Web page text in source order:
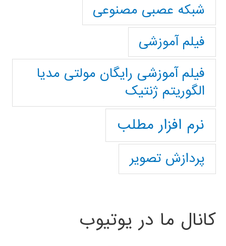
شبکه عصبی مصنوعی
فیلم آموزشی
فیلم آموزشی رایگان مولتی مدیا
الگوریتم ژنتیک
نرم افزار مطلب
پردازش تصویر
کانال ما در یوتیوب